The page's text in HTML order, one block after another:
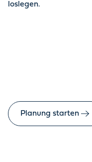
loslegen.
Planung starten